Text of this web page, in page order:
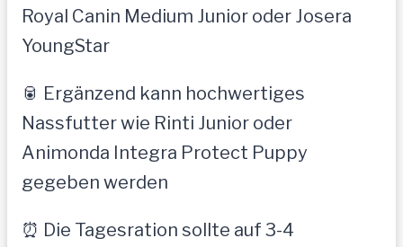
Royal Canin Medium Junior oder Josera
YoungStar
🥫 Ergänzend kann hochwertiges
Nassfutter wie Rinti Junior oder
Animonda Integra Protect Puppy
gegeben werden
⏰ Die Tagesration sollte auf 3-4